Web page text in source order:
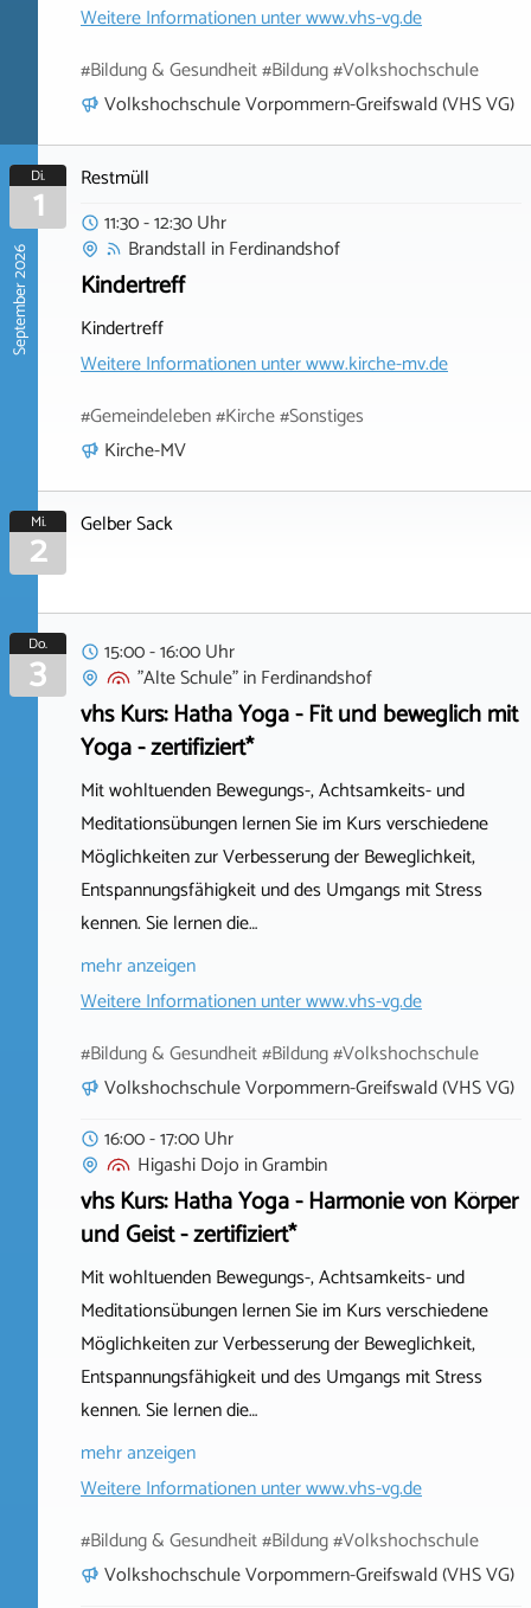
Weitere Informationen unterwww.vhs-vg.de
#Bildung & Gesundheit #Bildung #Volkshochschule
Volkshochschule Vorpommern-Greifswald (VHS VG)
September 2026
Di.
1
Restmüll
11:30 - 12:30 Uhr
Brandstall inFerdinandshof
Kindertreff
Kindertreff
Weitere Informationen unterwww.kirche-mv.de
#Gemeindeleben #Kirche #Sonstiges
Kirche-MV
Mi.
2 Gelber Sack
Do.
3
15:00 - 16:00 Uhr
"Alte Schule"inFerdinandshof
vhs Kurs: Hatha Yoga - Fit und beweglich mit
Yoga - zertifiziert*
Mit wohltuenden Bewegungs-, Achtsamkeits- und
Meditationsübungen lernen Sie im Kurs verschiedene
Möglichkeiten zur Verbesserung der Beweglichkeit,
Entspannungsfähigkeit und des Umgangs mit Stress
kennen. Sie lernen die…
mehr anzeigen
Weitere Informationen unterwww.vhs-vg.de
#Bildung & Gesundheit #Bildung #Volkshochschule
Volkshochschule Vorpommern-Greifswald (VHS VG)
16:00 - 17:00 Uhr
Higashi Dojo inGrambin
vhs Kurs: Hatha Yoga - Harmonie von Körper
und Geist - zertifiziert*
Mit wohltuenden Bewegungs-, Achtsamkeits- und
Meditationsübungen lernen Sie im Kurs verschiedene
Möglichkeiten zur Verbesserung der Beweglichkeit,
Entspannungsfähigkeit und des Umgangs mit Stress
kennen. Sie lernen die…
mehr anzeigen
Weitere Informationen unterwww.vhs-vg.de
#Bildung & Gesundheit #Bildung #Volkshochschule
Volkshochschule Vorpommern-Greifswald (VHS VG)